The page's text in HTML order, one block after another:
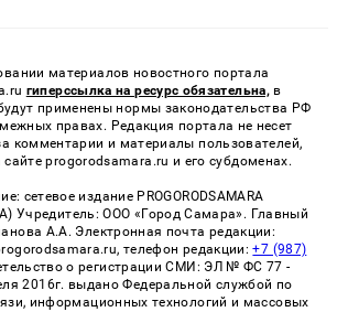
материалов новостного портала
гиперссылка на ресурс обязательна, в
применены нормы законодательства РФ
правах. Редакция портала не несет
комментарии и материалы пользователей,
progorodsamara.ru и его субдоменах.
сетевое издание PROGORODSAMARA
ООО «Город Самара». Главный
А.А. Электронная почта редакции:
телефон редакции:+7 (987)
о регистрации СМИ: ЭЛ № ФС 77 -
2016г. выдано Федеральной службой по
информационных технологий и массовых